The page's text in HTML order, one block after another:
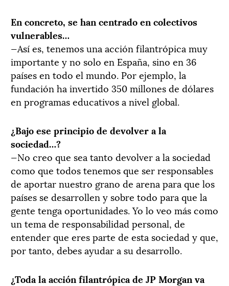
En concreto, se han centrado en colectivos
vulnerables…
—Así es, tenemos una acción filantrópica muy
importante y no solo en España, sino en 36
países en todo el mundo. Por ejemplo, la
fundación ha invertido 350 millones de dólares
en programas educativos a nivel global.
¿Bajo ese principio de devolver a la
sociedad…?
—No creo que sea tanto devolver a la sociedad
como que todos tenemos que ser responsables
de aportar nuestro grano de arena para que los
países se desarrollen y sobre todo para que la
gente tenga oportunidades. Yo lo veo más como
un tema de responsabilidad personal, de
entender que eres parte de esta sociedad y que,
por tanto, debes ayudar a su desarrollo.
¿Toda la acción filantrópica de JP Morgan va